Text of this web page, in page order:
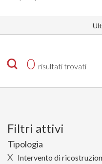
INTERVENTI
SI
0 risultati trovati
Filtri attivi
Tipologia
X Intervento di